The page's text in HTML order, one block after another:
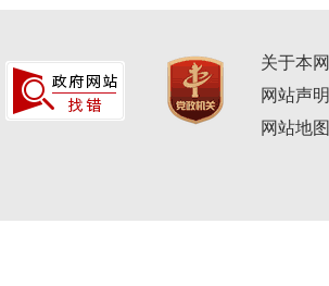
关于本网
网站声明
网站地图